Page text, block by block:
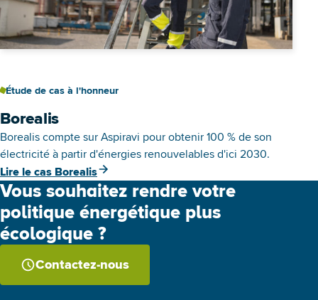
Étude de cas à l'honneur
Borealis
Borealis compte sur Aspiravi pour obtenir 100 % de son
électricité à partir d'énergies renouvelables d'ici 2030.
Lire le cas Borealis
Vous souhaitez rendre votre
politique énergétique plus
écologique ?
Contactez-nous